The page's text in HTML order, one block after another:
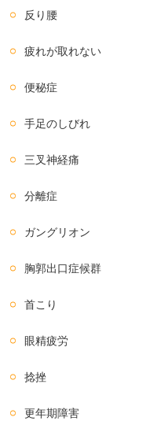
反り腰
疲れが取れない
便秘症
手足のしびれ
三叉神経痛
分離症
ガングリオン
胸郭出口症候群
首こり
眼精疲労
捻挫
更年期障害